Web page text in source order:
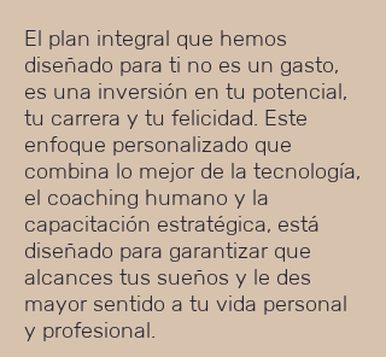
El plan integral que hemos
diseñado para ti no es un gasto,
es una inversión en tu potencial,
tu carrera y tu felicidad. Este
enfoque personalizado que
combina lo mejor de la tecnología,
el coaching humano y la
capacitación estratégica, está
diseñado para garantizar que
alcances tus sueños y le des
mayor sentido a tu vida personal
y profesional.